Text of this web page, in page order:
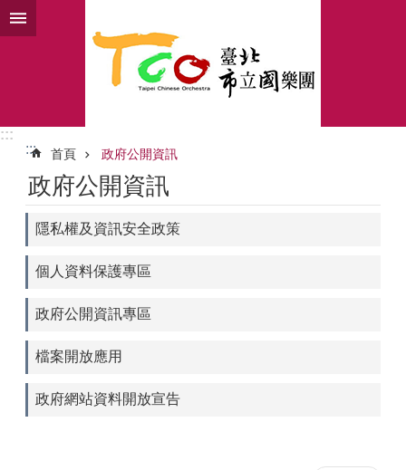
跳到主要內容區塊
:::
:::
首頁 政府公開資訊
政府公開資訊
隱私權及資訊安全政策
個人資料保護專區
政府公開資訊專區
檔案開放應用
政府網站資料開放宣告